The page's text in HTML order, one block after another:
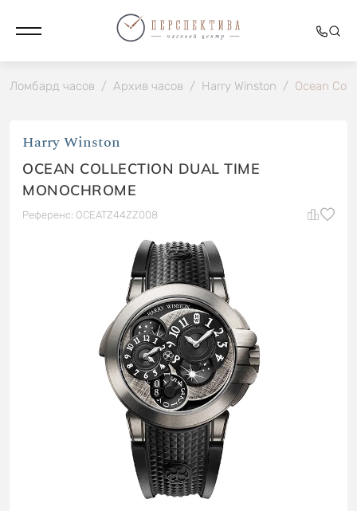
Ломбард часов / Архив часов / Harry Winston / Ocean
Harry Winston
OCEAN COLLECTION DUAL TIME
MONOCHROME
Референс: OCEATZ44ZZ008